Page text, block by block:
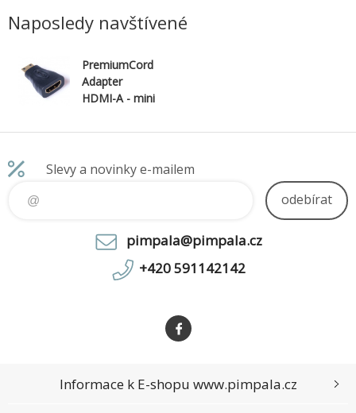
Naposledy navštívené
PremiumCord
Adapter
HDMI-A - mini
Slevy a novinky e-mailem
odebírat
pimpala@pimpala.cz
+420 591142142
Informace k E-shopu www.pimpala.cz